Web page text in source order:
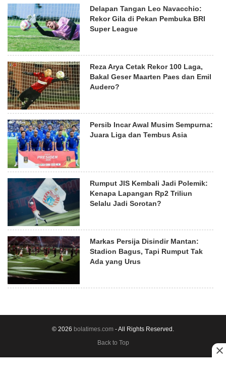
Delapan Tangan Leo Navacchio:
Rekor Gila di Pekan Pembuka BRI
Super League
Reza Arya Cetak Rekor 100 Laga,
Bakal Geser Maarten Paes dan Emil
Audero?
Persib Incar Awal Musim Sempurna:
Juara Liga dan Tembus Asia
Rumput JIS Kembali Jadi Polemik:
Kenapa Lapangan Rp2 Triliun
Selalu Jadi Sorotan?
Markas Persija Disindir Mantan:
Stadion Bagus, Tapi Rumput Tak
Ada yang Urus
© 2026 bolatimes.com - All Rights Reserved.
Back to Top